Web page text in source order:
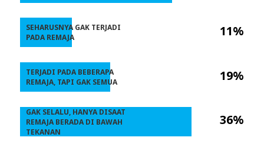
11%
19%
36%
SEHARUSNYA GAK TERJADI
PADA REMAJA
TERJADI PADA BEBERAPA
REMAJA, TAPI GAK SEMUA
GAK SELALU, HANYA DISAAT
REMAJA BERADA DI BAWAH
TEKANAN